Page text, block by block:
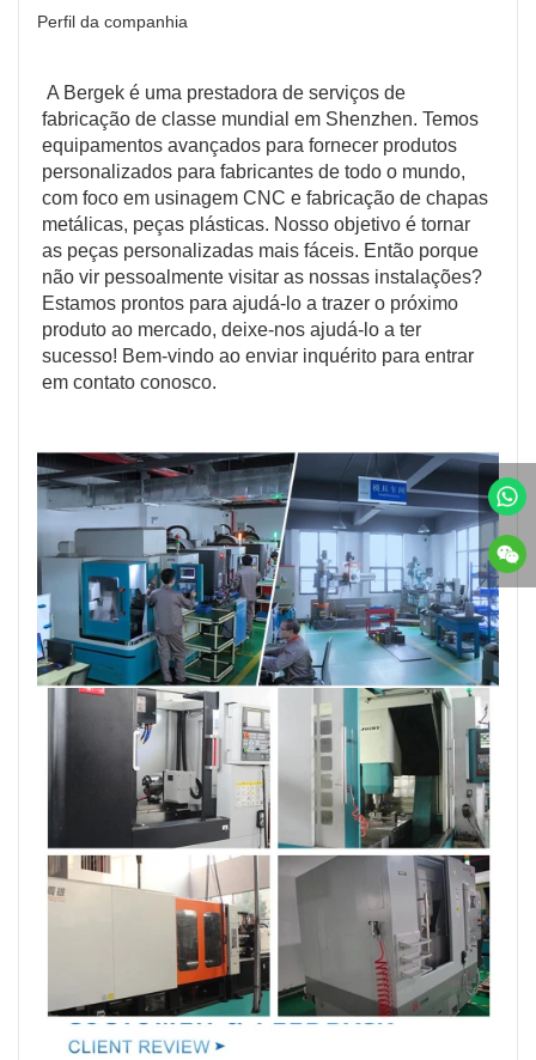
Perfil da companhia
fabricação de classe mundial em Shenzhen. Temos
equipamentos avançados para fornecer produtos
personalizados para fabricantes de todo o mundo,
com foco em usinagem CNC e fabricação de chapas
metálicas, peças plásticas. Nosso objetivo é tornar
as peças personalizadas mais fáceis. Então porque
não vir pessoalmente visitar as nossas instalações?
Estamos prontos para ajudá-lo a trazer o próximo
produto ao mercado, deixe-nos ajudá-lo a ter
sucesso! Bem-vindo ao enviar inquérito para entrar
em contato conosco.